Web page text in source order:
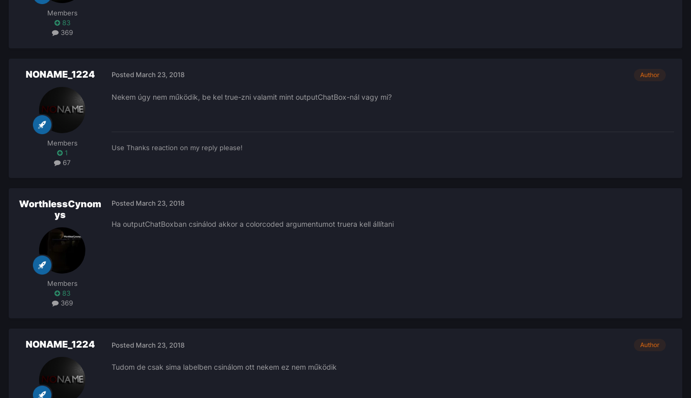
Members
83
369
NONAME_1224
Members
1
67
Author
Posted March 23, 2018
Nekem úgy nem működik, be kel true-zni valamit mint outputChatBox-nál vagy mi?
Use Thanks reaction on my reply please!
WorthlessCynom
ys
Members
83
369
Posted March 23, 2018
Ha outputChatBoxban csinálod akkor a colorcoded argumentumot truera kell állítani
NONAME_1224 Author
Posted March 23, 2018
Tudom de csak sima labelben csinálom ott nekem ez nem működik